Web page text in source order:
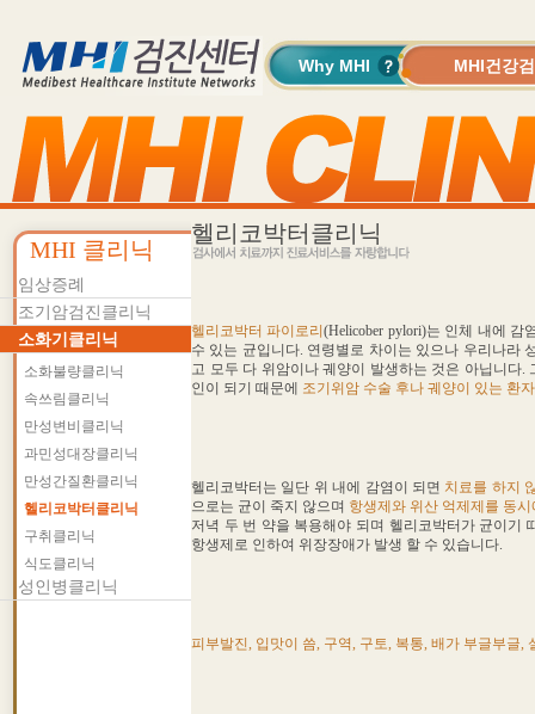
Why MHI MHI건강
MHI 클리닉
임상증례
조기암검진클리닉
소화기클리닉
소화불량클리닉
속쓰림클리닉
만성변비클리닉
과민성대장클리닉
만성간질환클리닉
헬리코박터클리닉
구취클리닉
식도클리닉
성인병클리닉
헬리코박터클리닉
헬리코박터 파이로리(Helicober pylori)는 인체 내에
수 있는 균입니다. 연령별로 차이는 있으나 우리나라
고 모두 다 위암이나 궤양이 발생하는 것은 아닙니다.
인이 되기 때문에 조기위암 수술 후나 궤양이 있는 환
헬리코박터는 일단 위 내에 감염이 되면 치료를 하지
으로는 균이 죽지 않으며 항생제와 위산 억제제를 동
저녁 두 번 약을 복용해야 되며 헬리코박터가 균이기
항생제로 인하여 위장장애가 발생 할 수 있습니다.
피부발진, 입맛이 씀, 구역, 구토, 복통, 배가 부글부글,